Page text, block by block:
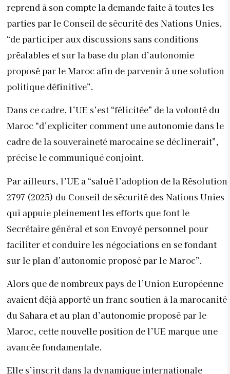
reprend à son compte la demande faite à toutes les
parties par le Conseil de sécurité des Nations Unies,
“de participer aux discussions sans conditions
préalables et sur la base du plan d’autonomie
proposé par le Maroc afin de parvenir à une solution
politique définitive”.
Dans ce cadre, l’UE s’est “félicitée” de la volonté du
Maroc “d’expliciter comment une autonomie dans le
cadre de la souveraineté marocaine se déclinerait”,
précise le communiqué conjoint.
Par ailleurs, l’UE a “salué l’adoption de la Résolution
2797 (2025) du Conseil de sécurité des Nations Unies
qui appuie pleinement les efforts que font le
Secrétaire général et son Envoyé personnel pour
faciliter et conduire les négociations en se fondant
sur le plan d’autonomie proposé par le Maroc”.
Alors que de nombreux pays de l’Union Européenne
avaient déjà apporté un franc soutien à la marocanité
du Sahara et au plan d’autonomie proposé par le
Maroc, cette nouvelle position de l’UE marque une
avancée fondamentale.
Elle s’inscrit dans la dynamique internationale